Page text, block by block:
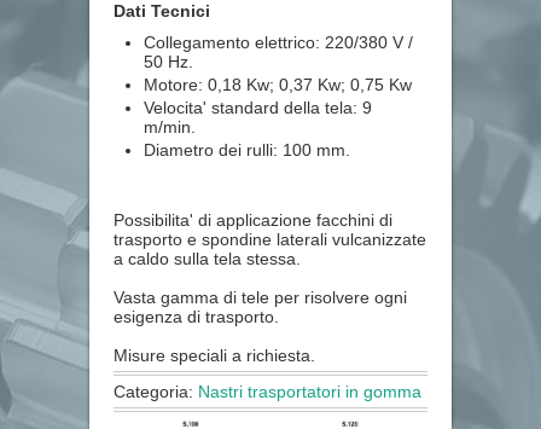
Dati Tecnici
Collegamento elettrico: 220/380 V /
50 Hz.
Motore: 0,18 Kw; 0,37 Kw; 0,75 Kw
Velocita' standard della tela: 9
m/min.
Diametro dei rulli: 100 mm.
Possibilita' di applicazione facchini di
trasporto e spondine laterali vulcanizzate
a caldo sulla tela stessa.
Vasta gamma di tele per risolvere ogni
esigenza di trasporto.
Misure speciali a richiesta.
Categoria: Nastri trasportatori in gomma